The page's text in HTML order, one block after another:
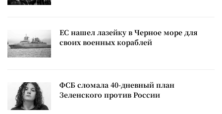
ЕС нашел лазейку в Черное море для
своих военных кораблей
ФСБ сломала 40-дневный план
Зеленского против России